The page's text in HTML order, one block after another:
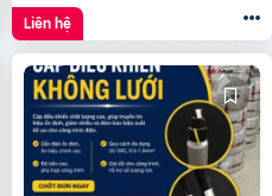
Liên hệ